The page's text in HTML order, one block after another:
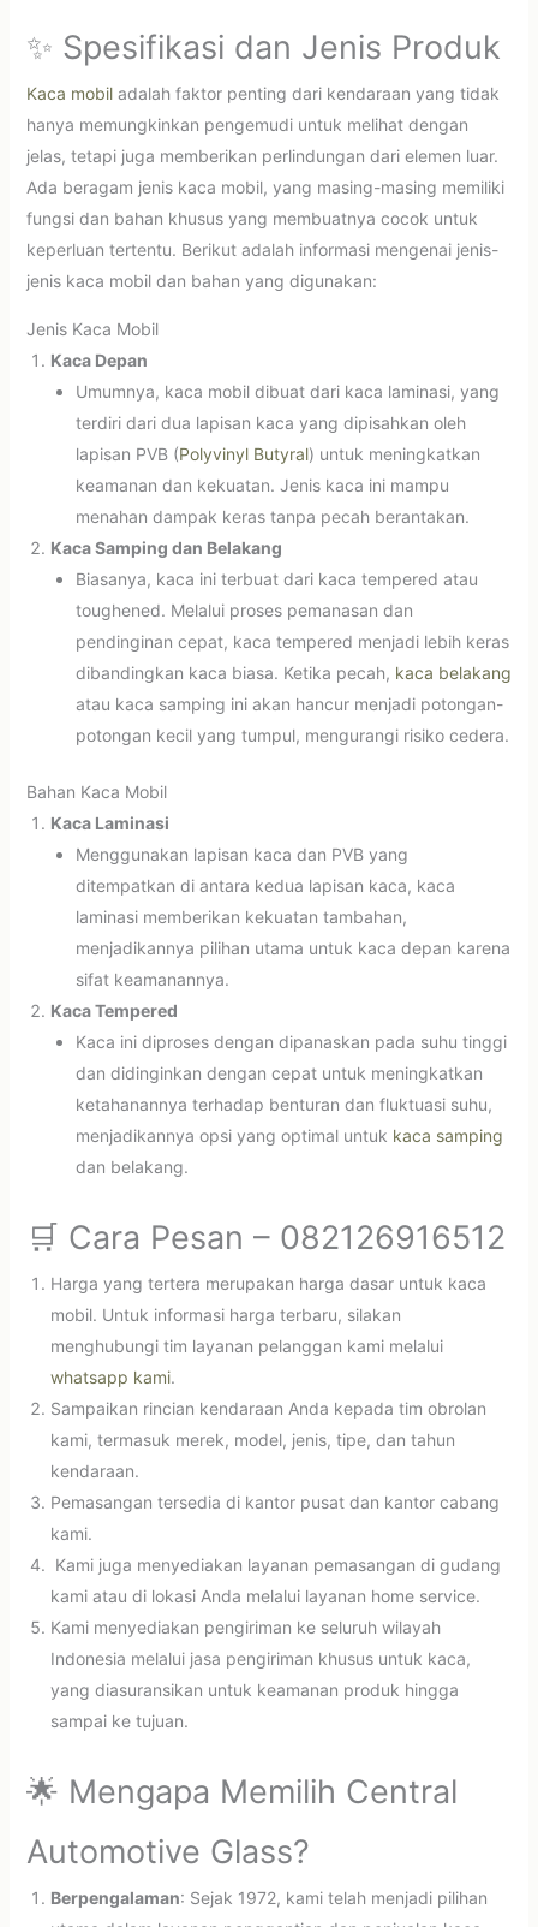
✨ Spesifikasi dan Jenis Produk
Kaca mobiladalah faktor penting dari kendaraan yang tidak
hanya memungkinkan pengemudi untuk melihat dengan
jelas, tetapi juga memberikan perlindungan dari elemen luar.
Ada beragam jenis kaca mobil, yang masing-masing memiliki
fungsi dan bahan khusus yang membuatnya cocok untuk
keperluan tertentu. Berikut adalah informasi mengenai jenis-
jenis kaca mobil dan bahan yang digunakan:
Jenis Kaca Mobil
Kaca Depan
Umumnya, kaca mobil dibuat dari kaca laminasi, yang
terdiri dari dua lapisan kaca yang dipisahkan oleh
lapisan PVB (Polyvinyl Butyral) untuk meningkatkan
keamanan dan kekuatan. Jenis kaca ini mampu
menahan dampak keras tanpa pecah berantakan.
Kaca Samping dan Belakang
Biasanya, kaca ini terbuat dari kaca tempered atau
toughened. Melalui proses pemanasan dan
pendinginan cepat, kaca tempered menjadi lebih keras
dibandingkan kaca biasa. Ketika pecah, kaca belakang
atau kaca samping ini akan hancur menjadi potongan-
potongan kecil yang tumpul, mengurangi risiko cedera.
Bahan Kaca Mobil
Kaca Laminasi
Menggunakan lapisan kaca dan PVB yang
ditempatkan di antara kedua lapisan kaca, kaca
laminasi memberikan kekuatan tambahan,
menjadikannya pilihan utama untuk kaca depan karena
sifat keamanannya.
Kaca Tempered
Kaca ini diproses dengan dipanaskan pada suhu tinggi
dan didinginkan dengan cepat untuk meningkatkan
ketahanannya terhadap benturan dan fluktuasi suhu,
menjadikannya opsi yang optimal untuk kaca samping
dan belakang.
🛒 Cara Pesan – 082126916512
Harga yang tertera merupakan harga dasar untuk kaca
mobil. Untuk informasi harga terbaru, silakan
menghubungi tim layanan pelanggan kami melalui
whatsapp kami.
Sampaikan rincian kendaraan Anda kepada tim obrolan
kami, termasuk merek, model, jenis, tipe, dan tahun
kendaraan.
Pemasangan tersedia di kantor pusat dan kantor cabang
kami.
Kami juga menyediakan layanan pemasangan di gudang
kami atau di lokasi Anda melalui layanan home service.
Kami menyediakan pengiriman ke seluruh wilayah
Indonesia melalui jasa pengiriman khusus untuk kaca,
yang diasuransikan untuk keamanan produk hingga
sampai ke tujuan.
🌟 Mengapa Memilih Central
Automotive Glass?
Berpengalaman: Sejak 1972, kami telah menjadi pilihan